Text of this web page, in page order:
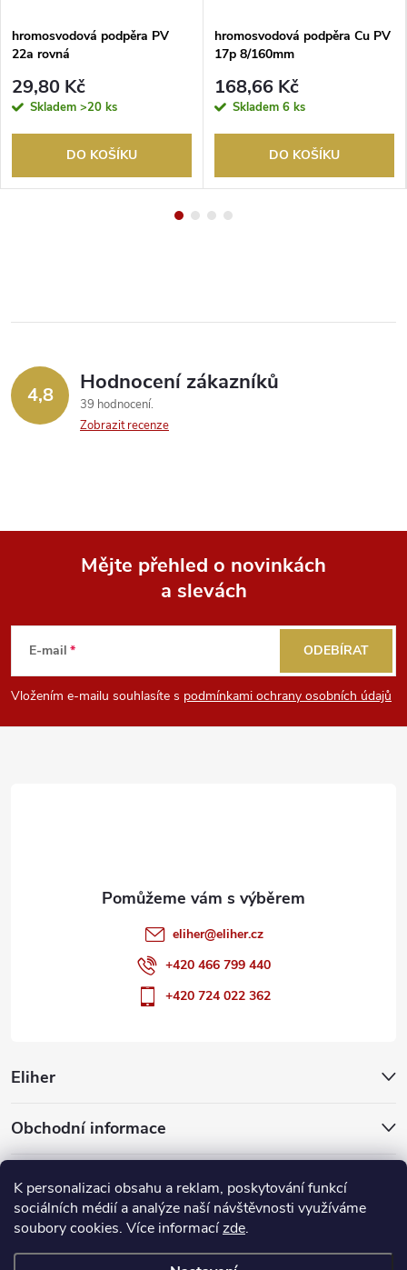
K personalizaci obsahu a reklam, poskytování funkcí
sociálních médií a analýze naší návštěvnosti využíváme
soubory cookies. Více informacízde.
hromosvodová podpěra PV
22a rovná
29,80 Kč
Skladem >20 ks
DO KOŠÍKU
hromosvodová podpěra Cu PV
17p 8/160mm
168,66 Kč
Skladem 6 ks
DO KOŠÍKU
4,8 Hodnocení zákazníků
39 hodnocení
Zobrazit recenze
p
Mějte přehled o novinkách
a slevách
E-mail
Vložením e-mailu souhlasíte s podmínkami ochrany osobních údajů
ODEBÍRAT
Eliher
Obchodní informace
Partnerské weby
eliher@eliher.cz
+420 466 799 440
+420 724 022 362
cookies